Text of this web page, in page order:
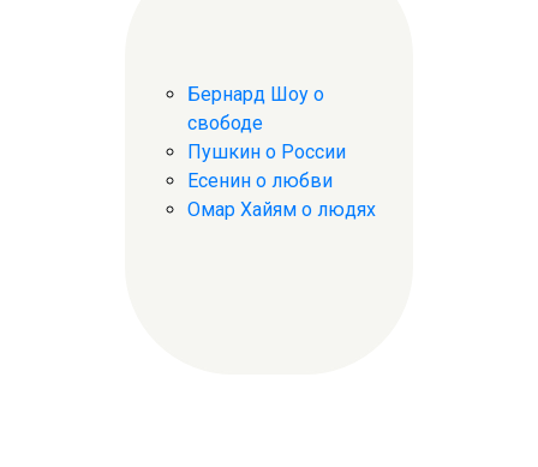
Бернард Шоу о
свободе
Пушкин о России
Есенин о любви
Омар Хайям о людях